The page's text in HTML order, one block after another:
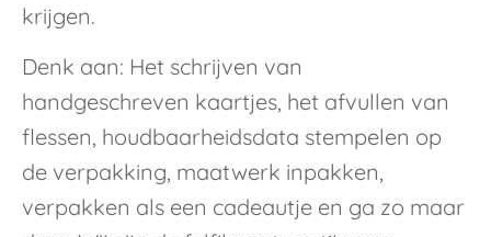
krijgen.
Denk aan: Het schrijven van
handgeschreven kaartjes, het afvullen van
flessen, houdbaarheidsdata stempelen op
de verpakking, maatwerk inpakken,
verpakken als een cadeautje en ga zo maar